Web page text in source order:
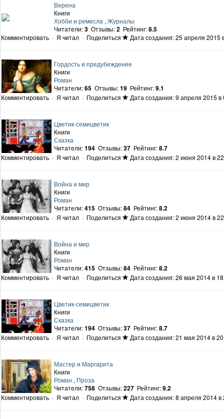
Верена
Книги
Хобби и ремесла , Журналы
Читатели:3 Отзывы:2 Рейтинг:8.5
Комментировать · Я читал · Поделиться Дата создания: 25 апреля 2015
Гордость и предубеждение
Книги
Роман
Читатели:65 Отзывы:19 Рейтинг:9.1
Комментировать · Я читал · Поделиться Дата создания: 9 апреля 2015 в
Цветик-семицветик
Книги
Сказка
Читатели:194 Отзывы:37 Рейтинг:8.7
Комментировать · Я читал · Поделиться Дата создания: 2 июня 2014 в
Война и мир
Книги
Роман
Читатели:415 Отзывы:84 Рейтинг:8.2
Комментировать · Я читал · Поделиться Дата создания: 2 июня 2014 в
Война и мир
Книги
Роман
Читатели:415 Отзывы:84 Рейтинг:8.2
Комментировать · Я читал · Поделиться Дата создания: 26 мая 2014 в
Цветик-семицветик
Книги
Сказка
Читатели:194 Отзывы:37 Рейтинг:8.7
Комментировать · Я читал · Поделиться Дата создания: 21 мая 2014 в
Мастер и Маргарита
Книги
Роман , Проза
Читатели:758 Отзывы:227 Рейтинг:9.2
Комментировать · Я читал · Поделиться Дата создания: 8 апреля 2014 в